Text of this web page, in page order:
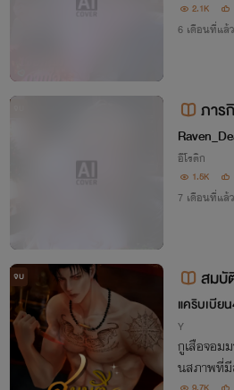
2.1K
6 เดือนที่แล้ว
ภาร
as
อีโรติก
1.5K
7 เดือนที่แล้ว
จบ
สมบั
ฟรีจนจบ
แคริบเบีย
Y
กูเสือจอม
นสภาพที่มี